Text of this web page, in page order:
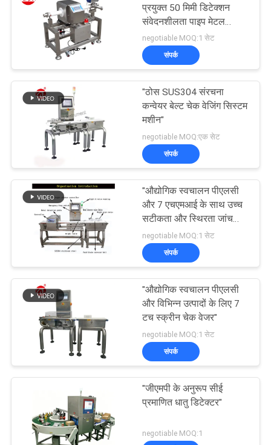
समाचार
एक
उद्धरण
की
SHOW
साइटमैप
PRIVACY
POLICY
यूनिवर्सल परीक्षण मशीन
बनबरी मिक्सर
32
तन्यता परीक्षण मशीन
33
प्रयुक्त 50 मिमी डिटेक्शन
संवेदनशीलता पाइप मेटल
डिटेक्टर
negotiable MOQ:1 सेट
संपर्क
"ठोस SUS304 संरचना
कन्वेयर बेल्ट चेक वेजिंग सिस्टम
मशीन"
negotiable MOQ:एक सेट
संपर्क
"औद्योगिक स्वचालन पीएलसी
और 7 एचएमआई के साथ उच्च
सटीकता और स्थिरता जांच
वजन स्केल"
negotiable MOQ:1 सेट
संपर्क
"औद्योगिक स्वचालन पीएलसी
और विभिन्न उत्पादों के लिए 7
टच स्क्रीन चेक वेजर"
negotiable MOQ:1 सेट
संपर्क
"जीएमपी के अनुरूप सीई
प्रमाणित धातु डिटेक्टर"
negotiable MOQ:1